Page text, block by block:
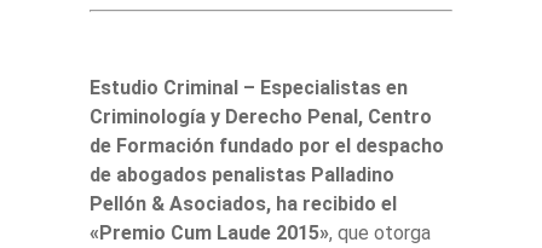
Estudio Criminal – Especialistas en
Criminología y Derecho Penal, Centro
de Formación fundado por el despacho
de abogados penalistas Palladino
Pellón & Asociados, ha recibido el
«Premio Cum Laude 2015», que otorga